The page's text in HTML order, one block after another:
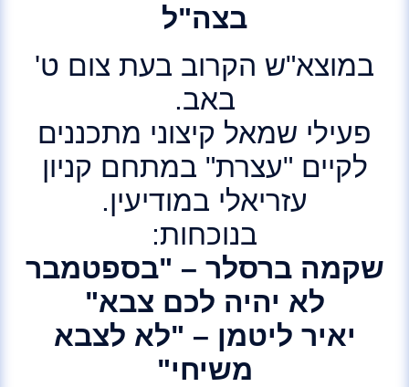
בצה"ל
במוצא"ש הקרוב בעת צום ט'
באב.
פעילי שמאל קיצוני מתכננים
לקיים "עצרת" במתחם קניון
עזריאלי במודיעין.
בנוכחות:
שקמה ברסלר – "בספטמבר
לא יהיה לכם צבא"
יאיר ליטמן – "לא לצבא
משיחי"